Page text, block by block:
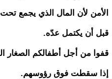
الأمن لأن المال الذي يجمع
قبل أن يكتمل عدّه.
قفوا من أجل أطفالكم الصغار
إذا سقطت فوق رؤوسهم.